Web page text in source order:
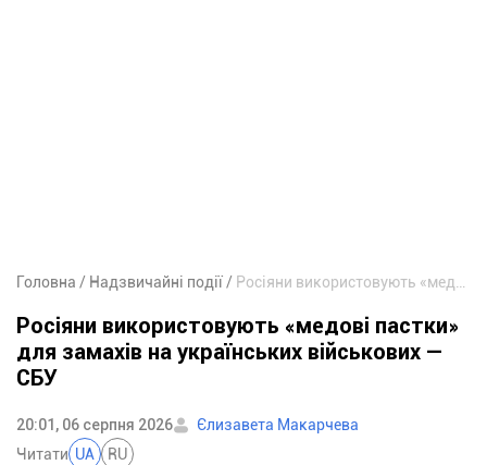
Головна Надзвичайні події Росіяни використовують «медові пастки» для замахів на українських військових — СБУ
Росіяни використовують «медові пастки»
для замахів на українських військових —
СБУ
20:01, 06 серпня 2026
Єлизавета Макарчева
Читати UA RU